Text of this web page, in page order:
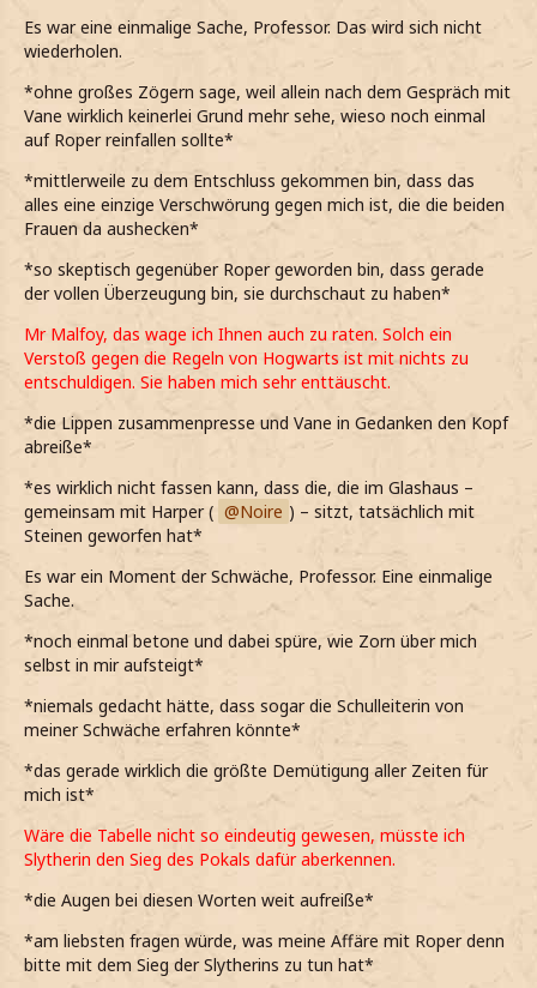
Es war eine einmalige Sache, Professor. Das wird sich nicht
wiederholen.
*ohne großes Zögern sage, weil allein nach dem Gespräch mit
Vane wirklich keinerlei Grund mehr sehe, wieso noch einmal
auf Roper reinfallen sollte*
*mittlerweile zu dem Entschluss gekommen bin, dass das
alles eine einzige Verschwörung gegen mich ist, die die beiden
Frauen da aushecken*
*so skeptisch gegenüber Roper geworden bin, dass gerade
der vollen Überzeugung bin, sie durchschaut zu haben*
Mr Malfoy, das wage ich Ihnen auch zu raten. Solch ein
Verstoß gegen die Regeln von Hogwarts ist mit nichts zu
entschuldigen. Sie haben mich sehr enttäuscht.
*die Lippen zusammenpresse und Vane in Gedanken den Kopf
abreiße*
*es wirklich nicht fassen kann, dass die, die im Glashaus –
gemeinsam mit Harper (
Noire ) – sitzt, tatsächlich mit
Steinen geworfen hat*
Es war ein Moment der Schwäche, Professor. Eine einmalige
Sache.
*noch einmal betone und dabei spüre, wie Zorn über mich
selbst in mir aufsteigt*
*niemals gedacht hätte, dass sogar die Schulleiterin von
meiner Schwäche erfahren könnte*
*das gerade wirklich die größte Demütigung aller Zeiten für
mich ist*
Wäre die Tabelle nicht so eindeutig gewesen, müsste ich
Slytherin den Sieg des Pokals dafür aberkennen.
*die Augen bei diesen Worten weit aufreiße*
*am liebsten fragen würde, was meine Affäre mit Roper denn
bitte mit dem Sieg der Slytherins zu tun hat*